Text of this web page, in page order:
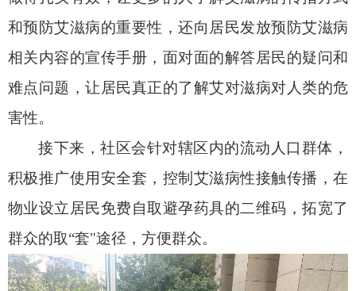
和预防艾滋病的重要性，还向居民发放预防艾滋病
相关内容的宣传手册，面对面的解答居民的疑问和
难点问题，让居民真正的了解艾对滋病对人类的危
害性。
接下来，社区会针对辖区内的流动人口群体，
积极推广使用安全套，控制艾滋病性接触传播 ，在
物业设立居民免费自取避孕药具的二维码 ，拓宽了
群众的取“套"途径，方便群众。